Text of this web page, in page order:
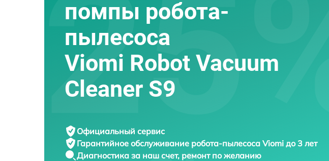
помпы робота-
пылесоса
Viomi Robot Vacuum
Cleaner S9
Официальный сервис
Гарантийное обслуживание робота-пылесоса Viomi до 3 лет
Диагностика за наш счет, ремонт по желанию